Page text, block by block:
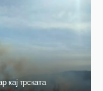
кај трската